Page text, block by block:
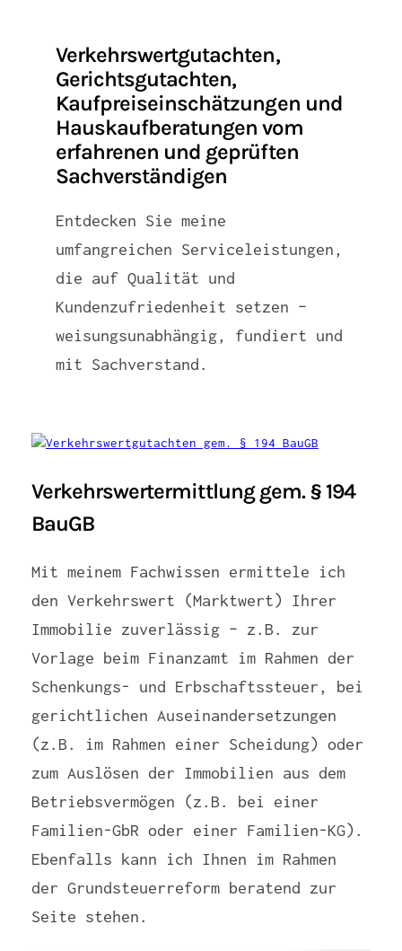
Verkehrswertgutachten,
Gerichtsgutachten,
Kaufpreiseinschätzungen und
Hauskaufberatungen vom
erfahrenen und geprüften
Sachverständigen
Entdecken Sie meine
umfangreichen Serviceleistungen,
die auf Qualität und
Kundenzufriedenheit setzen –
weisungsunabhängig, fundiert und
mit Sachverstand.
Verkehrswertermittlung gem. § 194
BauGB
Mit meinem Fachwissen ermittele ich
den Verkehrswert (Marktwert) Ihrer
Immobilie zuverlässig – z.B. zur
Vorlage beim Finanzamt im Rahmen der
Schenkungs- und Erbschaftssteuer, bei
gerichtlichen Auseinandersetzungen
(z.B. im Rahmen einer Scheidung) oder
zum Auslösen der Immobilien aus dem
Betriebsvermögen (z.B. bei einer
Familien-GbR oder einer Familien-KG).
Ebenfalls kann ich Ihnen im Rahmen
der Grundsteuerreform beratend zur
Seite stehen.